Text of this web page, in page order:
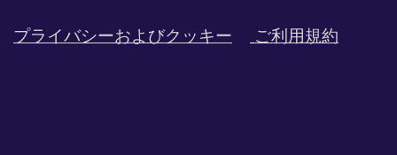
プライバシーおよびクッキー ご利用規約